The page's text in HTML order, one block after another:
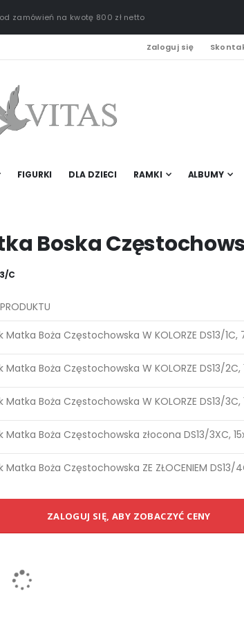
zamówień na kwotę 800 zł netto
Zaloguj się
FIGURKI DLA DZIECI RAMKI ALBUMY
Boska
C
Boża Częstochowska W KOLORZE DS13/1C,
Matka Boża Częstochowska W KOLORZE DS13/2C,
Matka Boża Częstochowska W KOLORZE DS13/3C,
Matka Boża Częstochowska złocona DS13/3XC,
Matka Boża Częstochowska ZE ZŁOCENIEM DS13/
ZALOGUJ SIĘ, ABY ZOBACZYĆ CENY